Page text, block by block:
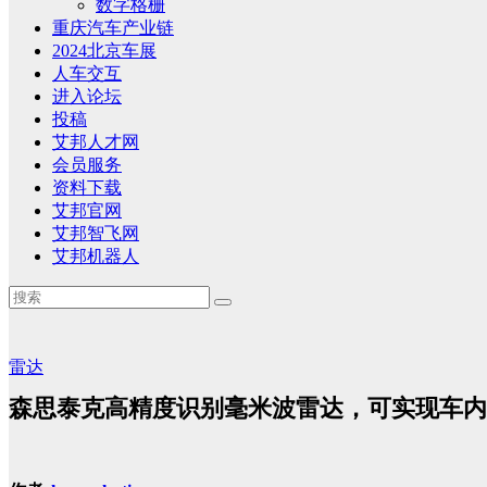
数字格栅
重庆汽车产业链
2024北京车展
人车交互
进入论坛
投稿
艾邦人才网
会员服务
资料下载
艾邦官网
艾邦智飞网
艾邦机器人
雷达
森思泰克高精度识别毫米波雷达，可实现车